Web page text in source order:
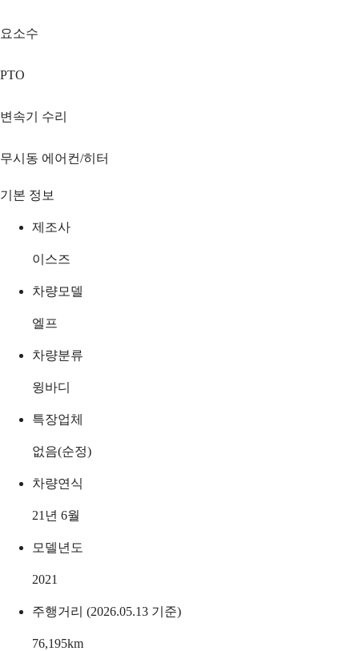
요소수
PTO
변속기 수리
무시동 에어컨/히터
기본 정보
제조사
이스즈
차량모델
엘프
차량분류
윙바디
특장업체
없음(순정)
차량연식
21년 6월
모델년도
2021
주행거리 (2026.05.13 기준)
76,195km